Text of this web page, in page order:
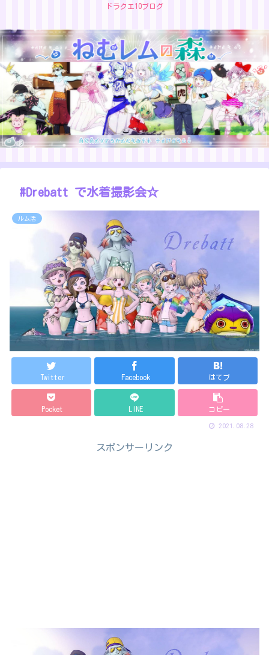
ドラクエ10ブログ
#Drebatt で水着撮影会☆
ルム活
Twitter Facebook はてブ
Pocket LINE コピー
2021.08.28
スポンサーリンク